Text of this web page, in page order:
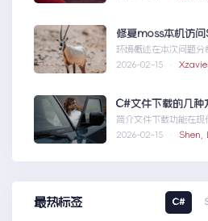
环境概述在本次问题分
的运行环境。了解环境
2026-02-15 ·
C#文件下载的几种
简介文件下载功能在
位，无论是为用户提供
2026-02-15 · Shen,
最热标签 C#